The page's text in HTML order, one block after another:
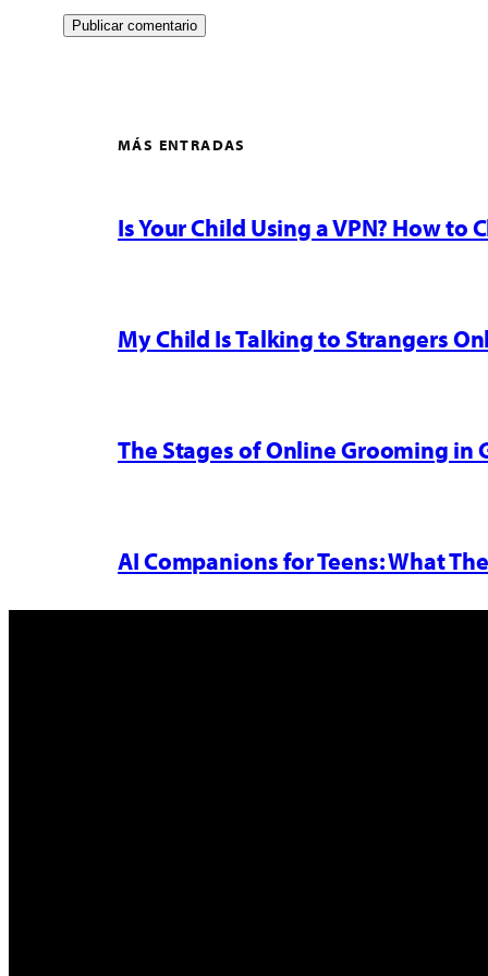
MÁS ENTRADAS
Is Your Child Using a VPN? How
My Child Is Talking to Strangers
The Stages of Online Grooming in
AI Companions for Teens: What